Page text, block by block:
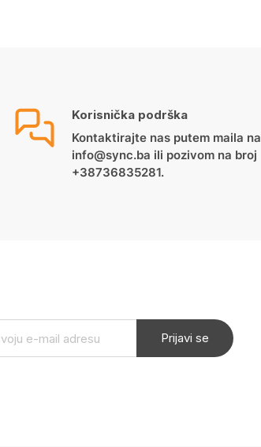
Korisnička podrška
Kontaktirajte nas putem maila na
info@sync.ba ili pozivom na broj
+38736835281.
Prijavi se